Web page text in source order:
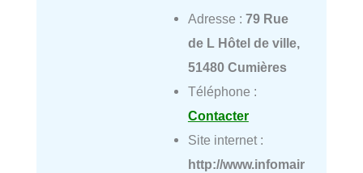
Adresse : 79 Rue
de L Hôtel de ville,
51480 Cumières
Téléphone :
Contacter
Site internet :
http://www.infomair